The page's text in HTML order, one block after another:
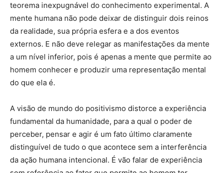
teorema inexpugnável do conhecimento experimental. A
mente humana não pode deixar de distinguir dois reinos
da realidade, sua própria esfera e a dos eventos
externos. E não deve relegar as manifestações da mente
a um nível inferior, pois é apenas a mente que permite ao
homem conhecer e produzir uma representação mental
do que ela é.
A visão de mundo do positivismo distorce a experiência
fundamental da humanidade, para a qual o poder de
perceber, pensar e agir é um fato último claramente
distinguível de tudo o que acontece sem a interferência
da ação humana intencional. É vão falar de experiência